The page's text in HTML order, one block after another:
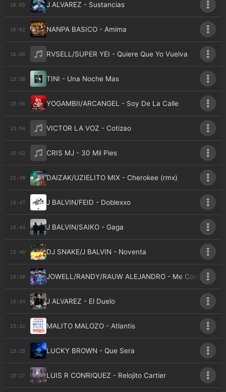
16:05 J ALVAREZ - Sustancias
16:02 NANPA BASICO - Amima
16:00 RVSELL/SUPER YEI - Quiere Que Yo Vuelva
15:58 TINI - Una Noche Mas
15:56 YOGAMBII/ARCANGEL - Soy De La Calle
15:54 VICTOR LA VOZ - Cotizao
15:52 CRIS MJ - 30 Mil Pies
15:49 DAIZAK/UZIELITO MIX - Cherokee (rmx)
15:47 J BALVIN/FEID - Doblexxo
15:43 J BALVIN/SAIKO - Gaga
15:40 DJ SNAKE/J BALVIN - Noventa
15:38 JOWELL/RANDY/RAUW ALEJANDRO - Me Contaron
15:34 J ALVAREZ - El Duelo
15:32 MALITO MALOZO - Atlantis
15:29 LUCKY BROWN - Que Sera
15:27 LUIS R CONRIQUEZ - Relojito Cartier